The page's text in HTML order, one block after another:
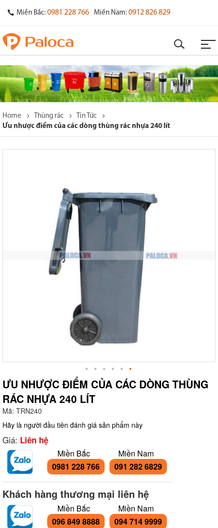
Miền Bắc: 0981 228 766 Miền Nam: 0912 826 829
Home Thùng rác
Tin Tức
Ưu nhược điểm của các dòng thùng rác nhựa 240 lít
ƯU NHƯỢC ĐIỂM CỦA CÁC DÒNG THÙNG
RÁC NHỰA 240 LÍT
Mã: TRN240
Hãy là người đầu tiên đánh giá sản phẩm này
Giá: Liên hệ
Miền Bắc
0981 228 766
Miền Nam
091 282 6829
Khách hàng thương mại liên hệ
Miền Bắc
096 849 8888
Miền Nam
094 714 9999